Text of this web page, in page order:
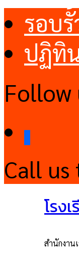
รอบ
ปฏิทิ
Follow
Call us
โรง
สำนักงา